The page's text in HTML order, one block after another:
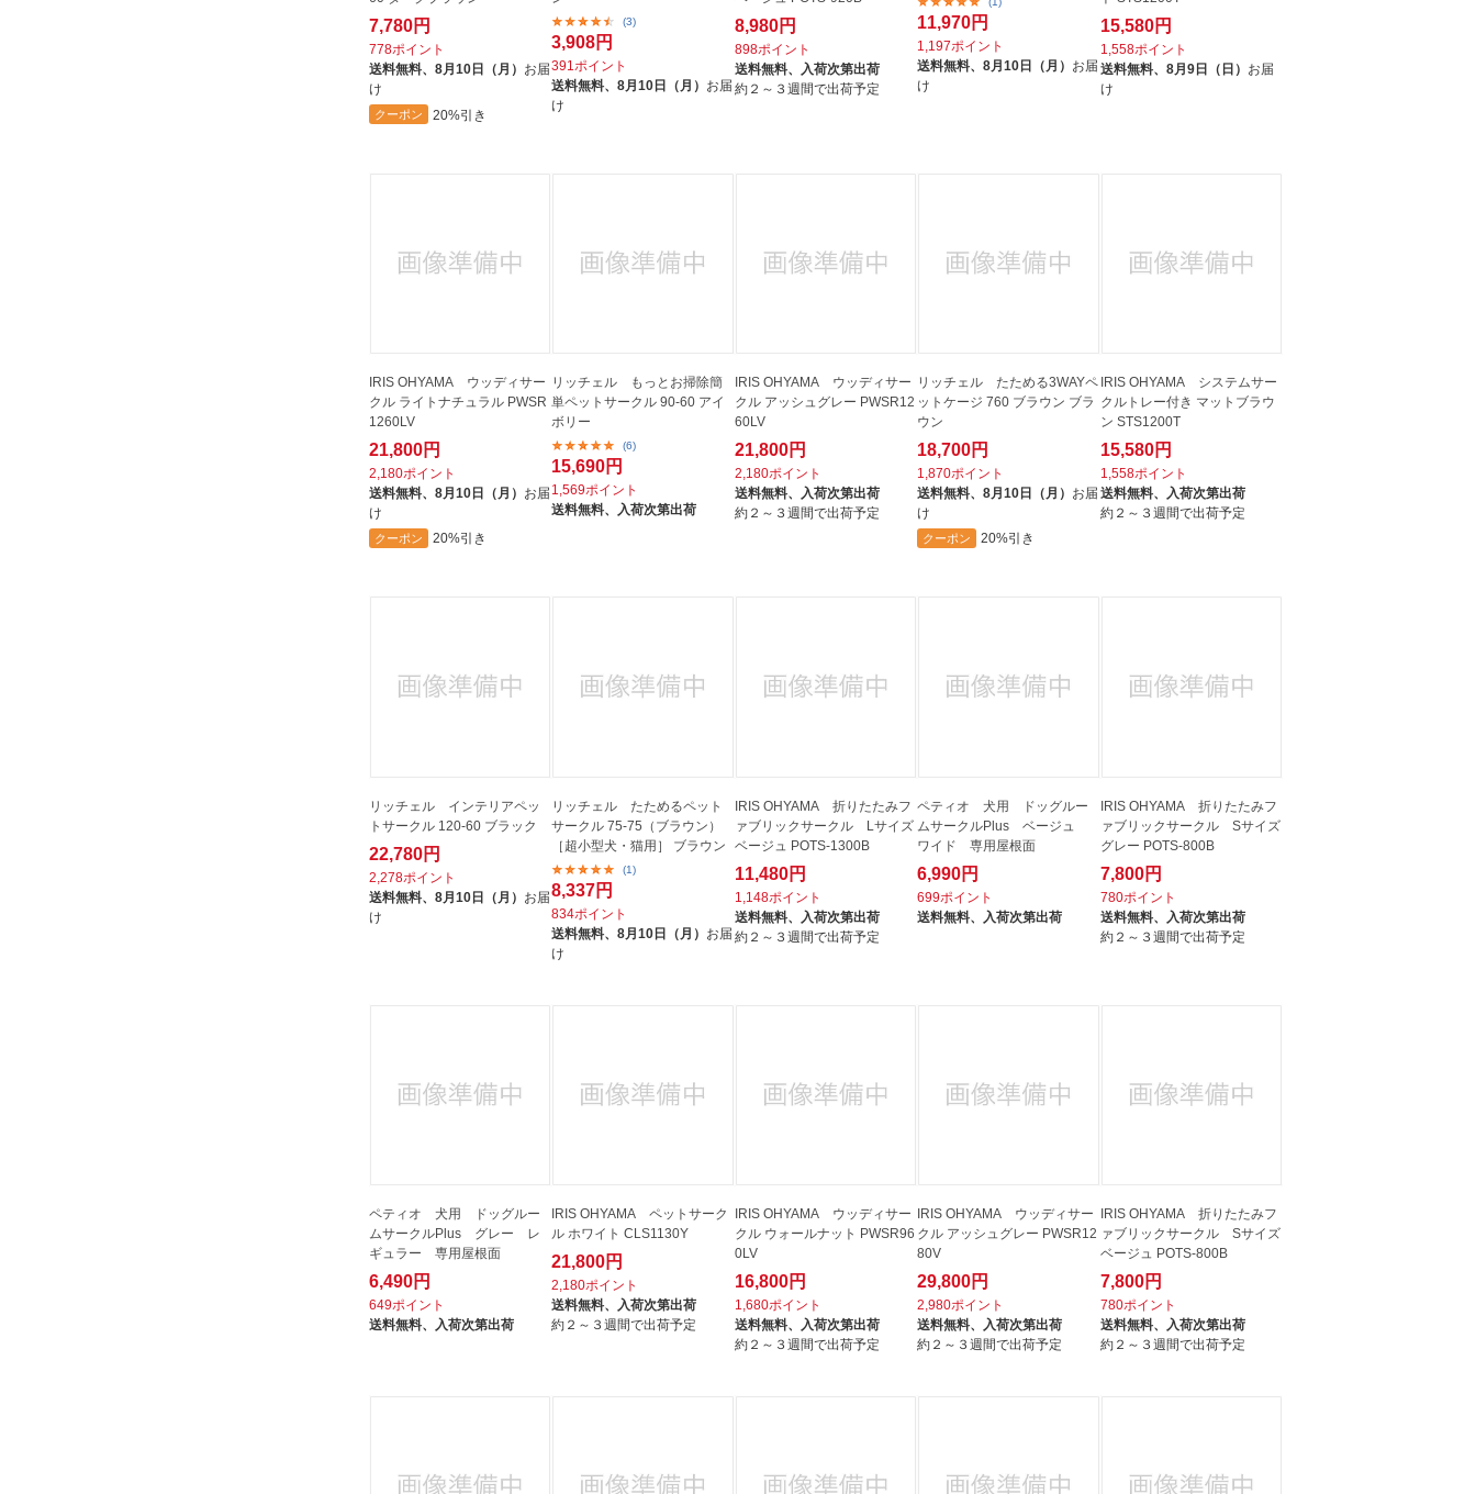
7,780円
778ポイント
送料無料、 8月10日（月） お届
け
クーポン 20%引き
(3)
3,908円
391ポイント
送料無料、8月10日（月） お届
け
8,980円
898ポイント
送料無料、 入荷次第出荷
約２～３週間で出荷予定
11,970円
1,197ポイント
送料無料、8月10日（月） お届
け
15,580円
1,558ポイント
送料無料、 8月9日（日） お届
け
IRIS OHYAMA ウッディサー
クル ライトナチュラル PWSR
1260LV
21,800円
2,180ポイント
送料無料、 8月10日（月） お届
け
クーポン 20%引き
リッチェル もっとお掃除簡
単ペットサークル 90-60 アイ
ボリー
(6)
15,690円
1,569ポイント
送料無料、 入荷次第出荷
IRIS OHYAMA ウッディサー
クル アッシュグレー PWSR12
60LV
21,800円
2,180ポイント
送料無料、 入荷次第出荷
約２～３週間で出荷予定
リッチェル たためる3WAYペ
ットケージ 760 ブラウン ブラ
ウン
18,700円
1,870ポイント
送料無料、8月10日（月） お届
け
クーポン 20%引き
IRIS OHYAMA システムサー
クルトレー付き マットブラウ
ン STS1200T
15,580円
1,558ポイント
送料無料、
入荷次第出荷
約２～３週間で出荷予定
リッチェル インテリアペッ
トサークル 120-60 ブラック
22,780円
2,278ポイント
送料無料、 8月10日（月） お届
け
リッチェル たためるペット
サークル 75-75（ブラウン）
［超小型犬・猫用］ ブラウン
(1)
8,337円
834ポイント
送料無料、8月10日（月） お届
け
IRIS OHYAMA 折りたたみフ
ァブリックサークル Lサイズ
ベージュ POTS-1300B
11,480円
1,148ポイント
送料無料、
入荷次第出荷
約２～３週間で出荷予定
ペティオ 犬用 ドッグルー
ムサークルPlus ベージュ
ワイド 専用屋根面
6,990円
699ポイント
送料無料、
入荷次第出荷
IRIS OHYAMA 折りたたみフ
ァブリックサークル Sサイズ
グレー POTS-800B
7,800円
780ポイント
送料無料、
入荷次第出荷
約２～３週間で出荷予定
ペティオ 犬用 ドッグルー
ムサークルPlus グレー レ
ギュラー 専用屋根面
6,490円
649ポイント
送料無料、 入荷次第出荷
IRIS OHYAMA ペットサーク
ル ホワイト CLS1130Y
21,800円
2,180ポイント
送料無料、 入荷次第出荷
約２～３週間で出荷予定
IRIS OHYAMA ウッディサー
クル ウォールナット PWSR96
0LV
16,800円
1,680ポイント
送料無料、 入荷次第出荷
約２～３週間で出荷予定
IRIS OHYAMA ウッディサー
クル アッシュグレー PWSR12
80V
29,800円
2,980ポイント
送料無料、 入荷次第出荷
約２～３週間で出荷予定
IRIS OHYAMA 折りたたみフ
ァブリックサークル Sサイズ
ベージュ POTS-800B
7,800円
780ポイント
送料無料、
入荷次第出荷
約２～３週間で出荷予定